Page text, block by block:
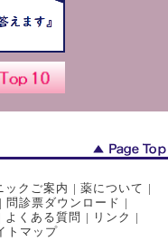
ックご案内 | 薬について |
| 問診票ダウンロード |
よくある質問 | リンク |
トマップ